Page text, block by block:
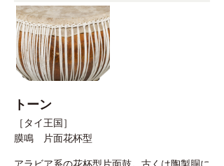
トーン
［タイ王国］
膜鳴 片面花杯型
アラビア系の花杯型片面鼓。古くは陶製胴に